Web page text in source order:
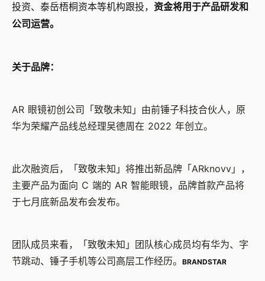
投资、泰岳梧桐资本等机构跟投， 资金将用于产品研发和
公司运营。
关于品牌：
AR 眼镜初创公司「致敬未知」由前锤子科技合伙人，原
华为荣耀产品线总经理吴德周在 2022 年创立。
此次融资后，「致敬未知」将推出新品牌「ARknovv」，
主要产品为面向 C 端的 AR 智能眼镜，品牌首款产品将
于七月底新品发布会发布。
团队成员来看，「致敬未知」团队核心成员均有华为、字
节跳动、锤子手机等公司高层工作经历。
BRANDSTAR